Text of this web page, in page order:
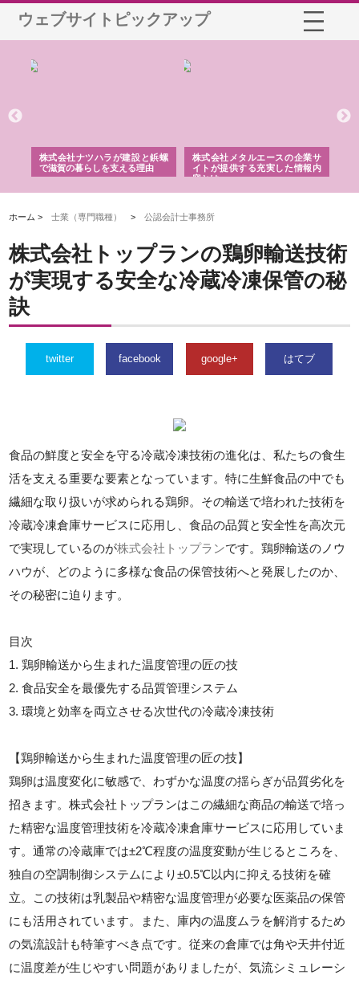
ウェブサイトピックアップ
タルエースの企業サ
する充実した情報内
株式会社ＣＳＡの事業内容と強
みを徹底解説
株式会社山形道路が手
装工事と土木技術の全
ホーム >士業（専門職種） >公認会計士事務所
株式会社トップランの鶏卵輸送技術
が実現する安全な冷蔵冷凍保管の秘
訣
twitter facebook google+ はてブ
食品の鮮度と安全を守る冷蔵冷凍技術の進化は、私たちの食生
活を支える重要な要素となっています。特に生鮮食品の中でも
繊細な取り扱いが求められる鶏卵。その輸送で培われた技術を
冷蔵冷凍倉庫サービスに応用し、食品の品質と安全性を高次元
で実現しているのが株式会社トップランです。鶏卵輸送のノウ
ハウが、どのように多様な食品の保管技術へと発展したのか、
その秘密に迫ります。
目次
1. 鶏卵輸送から生まれた温度管理の匠の技
2. 食品安全を最優先する品質管理システム
3. 環境と効率を両立させる次世代の冷蔵冷凍技術
【鶏卵輸送から生まれた温度管理の匠の技】
鶏卵は温度変化に敏感で、わずかな温度の揺らぎが品質劣化を
招きます。株式会社トップランはこの繊細な商品の輸送で培っ
た精密な温度管理技術を冷蔵冷凍倉庫サービスに応用していま
す。通常の冷蔵庫では±2℃程度の温度変動が生じるところを、
独自の空調制御システムにより±0.5℃以内に抑える技術を確
立。この技術は乳製品や精密な温度管理が必要な医薬品の保管
にも活用されています。また、庫内の温度ムラを解消するため
の気流設計も特筆すべき点です。従来の倉庫では角や天井付近
に温度差が生じやすい問題がありましたが、気流シミュレーシ